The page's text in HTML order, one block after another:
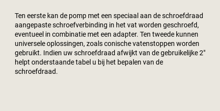
Ten eerste kan de pomp met een speciaal aan de schroefdraad
aangepaste schroefverbinding in het vat worden geschroefd,
eventueel in combinatie met een adapter. Ten tweede kunnen
universele oplossingen, zoals conische vatenstoppen worden
gebruikt. Indien uw schroefdraad afwijkt van de gebruikelijke 2"
helpt onderstaande tabel u bij het bepalen van de
schroefdraad.